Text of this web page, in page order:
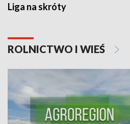
Liga na skróty
ROLNICTWO I WIEŚ